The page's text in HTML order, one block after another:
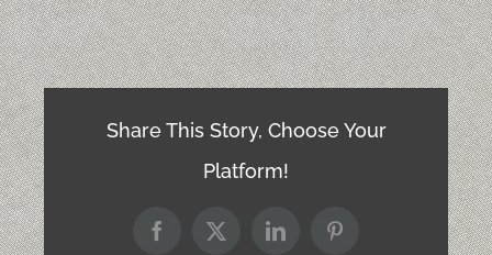
Share This Story, Choose Your
Platform!
Facebook
X LinkedInPinterest